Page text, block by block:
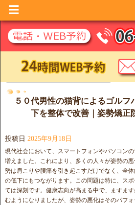
日別アーカイブ: 2025年9月18日
５０代男性の猫背によるゴルフ
下を整体で改善｜姿勢矯正
投稿日 2025年9月18日
現代社会において、スマートフォンやパソコン
増えました。これにより、多くの人々が姿勢の
勢は肩こりや腰痛を引き起こすだけでなく、全
の低下にもつながります。この問題は特に、ス
ては深刻です。健康志向が高まる中で、ますま
むようになりましたが、姿勢の悪化はそのパフ